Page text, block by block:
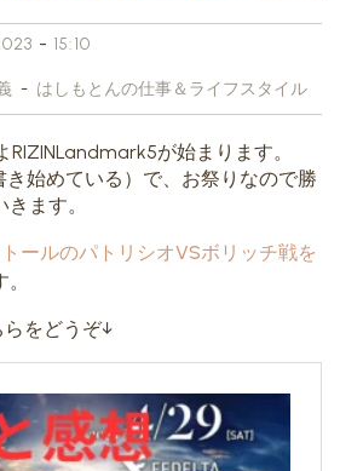
- 15:10
- はしもとんの仕事＆ライフスタイル
が始まります。
き始めている）で、お祭りなので勝
ます。
ールのパトリシオVSボリッチ戦を
をどうぞ↓